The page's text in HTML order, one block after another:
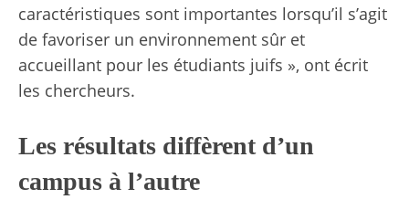
caractéristiques sont importantes lorsqu’il s’agit
de favoriser un environnement sûr et
accueillant pour les étudiants juifs », ont écrit
les chercheurs.
Les résultats diffèrent d’un
campus à l’autre